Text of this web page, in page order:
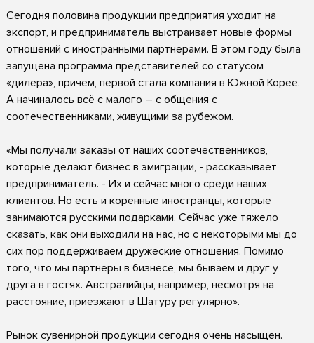
Сегодня половина продукции предприятия уходит на
экспорт, и предприниматель выстраивает новые формы
отношений с иностранными партнерами. В этом году была
запущена программа представителей со статусом
«дилера», причем, первой стала компания в Южной Корее.
А начиналось всё с малого – с общения с
соотечественниками, живущими за рубежом.
«Мы получали заказы от наших соотечественников,
которые делают бизнес в эмиграции, - рассказывает
предприниматель. - Их и сейчас много среди наших
клиентов. Но есть и коренные иностранцы, которые
занимаются русскими подарками. Сейчас уже тяжело
сказать, как они выходили на нас, но с некоторыми мы до
сих пор поддерживаем дружеские отношения. Помимо
того, что мы партнеры в бизнесе, мы бываем и друг у
друга в гостях. Австралийцы, например, несмотря на
расстояние, приезжают в Шатуру регулярно».
Рынок сувенирной продукции сегодня очень насыщен.